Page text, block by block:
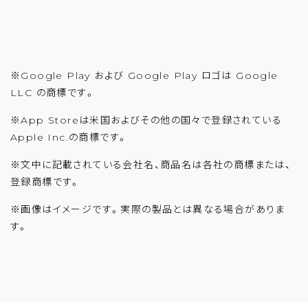
※Google Play および Google Play ロゴは Google
LLC の商標です。
※App Storeは米国およびその他の国々で登録されている
Apple Inc.の商標です。
※文中に記載されている会社名、商品名は各社の商標または、
登録商標です。
※画像はイメージです。実際の製品とは異なる場合がありま
す。